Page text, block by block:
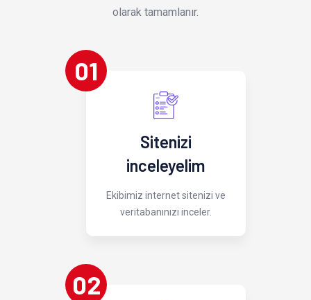
olarak tamamlanır.
01
Sitenizi
inceleyelim
Ekibimiz internet sitenizi ve
veritabanınızı inceler.
02